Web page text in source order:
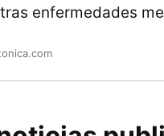
enfermedades